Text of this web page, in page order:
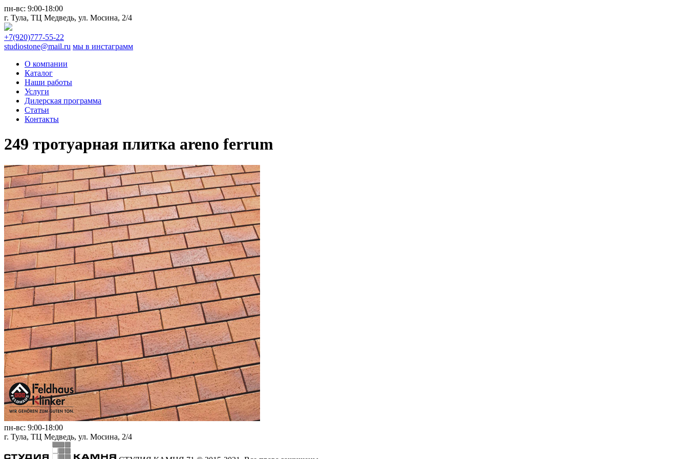
пн-вс: 9:00-18:00
г. Тула, ТЦ Медведь, ул. Мосина, 2/4
+7(920)777-55-22
studiostone@mail.ru мы в инстаграмм
О компании
Каталог
Наши работы
Услуги
Дилерская программа
Статьи
Контакты
249 тротуарная плитка areno ferrum
пн-вс: 9:00-18:00
г. Тула, ТЦ Медведь, ул. Мосина, 2/4